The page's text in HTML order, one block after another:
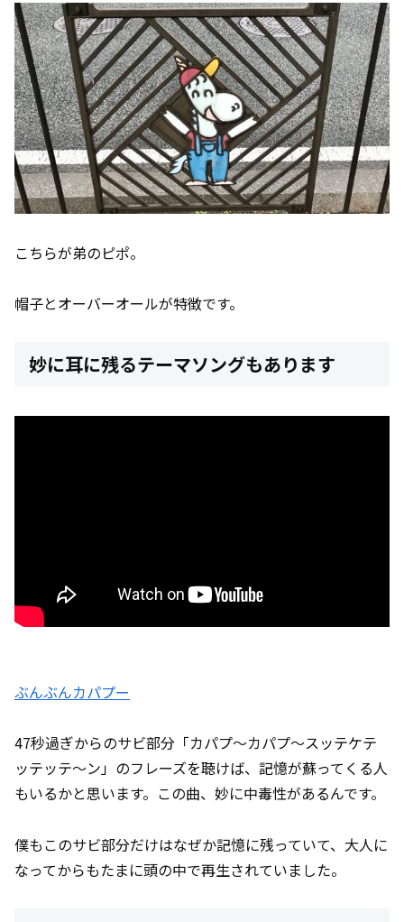
こちらが弟のピポ。
帽子とオーバーオールが特徴です。
妙に耳に残るテーマソングもあります
ぶんぶんカパプー
47秒過ぎからのサビ部分「カパプ～カパプ～スッテケテ
ッテッテ～ン」のフレーズを聴けば、記憶が蘇ってくる人
もいるかと思います。この曲、妙に中毒性があるんです。
僕もこのサビ部分だけはなぜか記憶に残っていて、大人に
なってからもたまに頭の中で再生されていました。